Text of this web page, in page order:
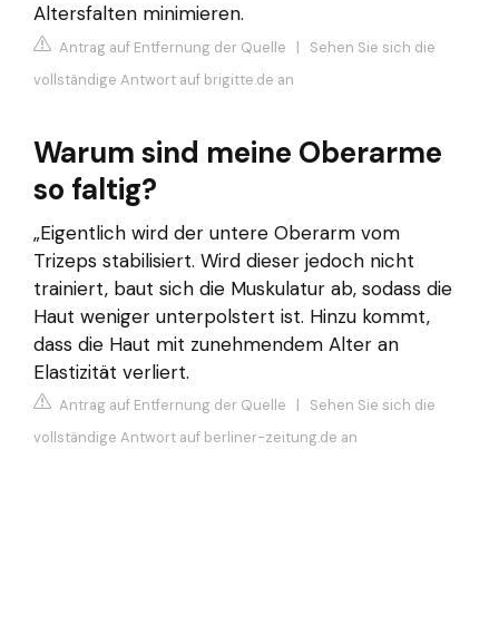
Altersfalten minimieren.
Antrag auf Entfernung der Quelle | Sehen Sie sich die
vollständige Antwort auf brigitte.de an
Warum sind meine Oberarme
so faltig?
„Eigentlich wird der untere Oberarm vom
Trizeps stabilisiert. Wird dieser jedoch nicht
trainiert, baut sich die Muskulatur ab, sodass die
Haut weniger unterpolstert ist. Hinzu kommt,
dass die Haut mit zunehmendem Alter an
Elastizität verliert.
Antrag auf Entfernung der Quelle | Sehen Sie sich die
vollständige Antwort auf berliner-zeitung.de an